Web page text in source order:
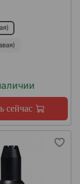
сейчас